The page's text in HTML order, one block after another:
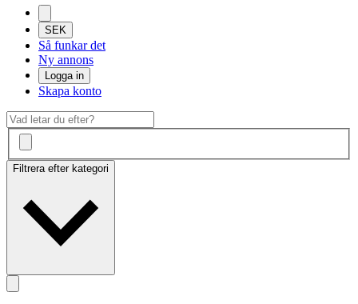
SEK
Så funkar det
Ny annons
Logga in
Skapa konto
Filtrera efter kategori